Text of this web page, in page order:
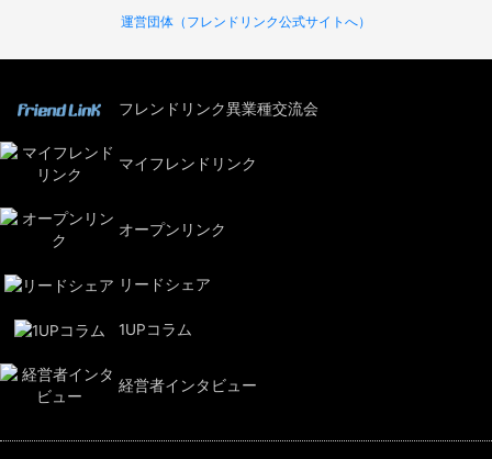
運営団体（フレンドリンク公式サイトへ）
フレンドリンク異業種交流会
マイフレンドリンク
オープンリンク
リードシェア
1UPコラム
経営者インタビュー